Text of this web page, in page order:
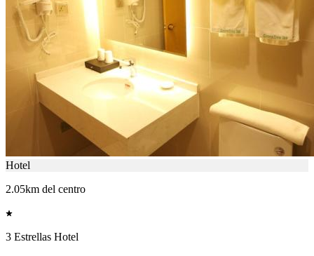
Hotel
2.05km del centro
3 Estrellas Hotel